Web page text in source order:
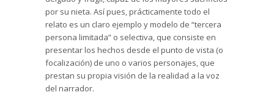
por su nieta. Así pues, prácticamente todo el
relato es un claro ejemplo y modelo de “tercera
persona limitada” o selectiva, que consiste en
presentar los hechos desde el punto de vista (o
focalización) de uno o varios personajes, que
prestan su propia visión de la realidad a la voz
del narrador.